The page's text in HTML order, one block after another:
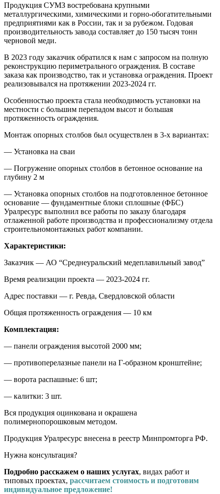
Продукция СУМЗ востребована крупными
металлургическими, химическими и горно-обогатительными
предприятиями как в России, так и за рубежом. Годовая
производительность завода составляет до 150 тысяч тонн
черновой меди.
В 2023 году заказчик обратился к нам с запросом на полную
реконструкцию периметрального ограждения. В составе
заказа как производство, так и установка ограждения. Проект
реализовывался на протяжении 2023-2024 гг.
Особенностью проекта стала необходимость установки на
местности с большим перепадом высот и большая
протяженность ограждения.
Монтаж опорных столбов был осуществлен в 3-х вариантах:
— Установка на сваи
— Погружение опорных столбов в бетонное основание на
глубину 2 м
— Установка опорных столбов на подготовленное бетонное
основание — фундаментные блоки сплошные (ФБС)
Уралресурс выполнил все работы по заказу благодаря
отлаженной работе производства и профессионализму отдела
строительномонтажных работ компании.
Характеристики:
Заказчик — АО “Среднеуральский медеплавильный завод”
Время реализации проекта — 2023-2024 гг.
Адрес поставки — г. Ревда, Свердловской области
Общая протяженность ограждения — 10 км
Комплектация:
— панели ограждения высотой 2000 мм;
— противоперелазные панели на Г-образном кронштейне;
— ворота распашные: 6 шт;
— калитки: 3 шт.
Вся продукция оцинкована и окрашена
полимернопорошковым методом.
Продукция Уралресурс внесена в реестр Минпромторга РФ.
Нужна консультация?
Подробно расскажем о наших услугах, видах работ и
типовых проектах, рассчитаем стоимость и подготовим
индивидуальное предложение!